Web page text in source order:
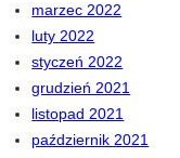
marzec 2022
luty 2022
styczeń 2022
grudzień 2021
listopad 2021
październik 2021